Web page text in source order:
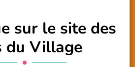
sur le site des
du Village